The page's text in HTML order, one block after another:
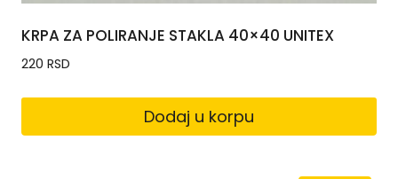
KRPA ZA POLIRANJE STAKLA 40×40 UNITEX
220 RSD
Dodaj u korpu